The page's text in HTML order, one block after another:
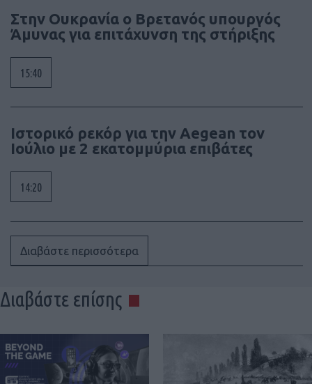
Στην Ουκρανία ο Βρετανός υπουργός
Άμυνας για επιτάχυνση της στήριξης
15:40
Ιστορικό ρεκόρ για την Aegean τον
Ιούλιο με 2 εκατομμύρια επιβάτες
14:20
Διαβάστε περισσότερα
Διαβάστε επίσης